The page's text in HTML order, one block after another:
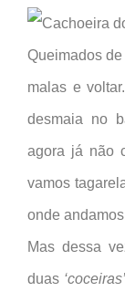
Queimados
malas e
desmaia no
agora já não
vamos
onde
Mas dessa
duas ‘coceiras’